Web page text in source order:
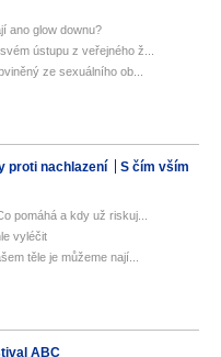
ano glow downu?
ústupu z veřejného ž...
ze sexuálního ob...
proti nachlazení
S čím vším
pomáhá a kdy už riskuj...
vyléčit
těle je můžeme nají...
ABC